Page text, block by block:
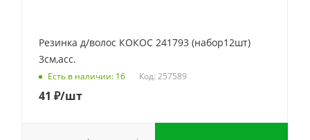
Резинка д/волос КОКОС 241793 (набор12шт)
3см,асс.
Есть в наличии: 16 Код: 257589
41 ₽/шт